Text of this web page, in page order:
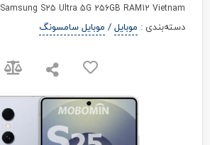
Samsung S25 Ultra 5G 256GB RAM12 Vietnam
دسته‌بندی : موبایل/ موبایل سامسونگ